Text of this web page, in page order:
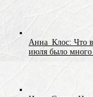
Анна_Клос: Что
июля было много